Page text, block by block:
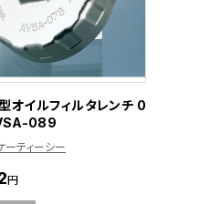
オイルフィルタレンチ 0
089
ーティーシー
円